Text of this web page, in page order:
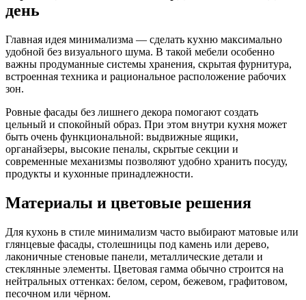
день
Главная идея минимализма — сделать кухню максимально
удобной без визуального шума. В такой мебели особенно
важны продуманные системы хранения, скрытая фурнитура,
встроенная техника и рациональное расположение рабочих
зон.
Ровные фасады без лишнего декора помогают создать
цельный и спокойный образ. При этом внутри кухня может
быть очень функциональной: выдвижные ящики,
органайзеры, высокие пеналы, скрытые секции и
современные механизмы позволяют удобно хранить посуду,
продукты и кухонные принадлежности.
Материалы и цветовые решения
Для кухонь в стиле минимализм часто выбирают матовые или
глянцевые фасады, столешницы под камень или дерево,
лаконичные стеновые панели, металлические детали и
стеклянные элементы. Цветовая гамма обычно строится на
нейтральных оттенках: белом, сером, бежевом, графитовом,
песочном или чёрном.